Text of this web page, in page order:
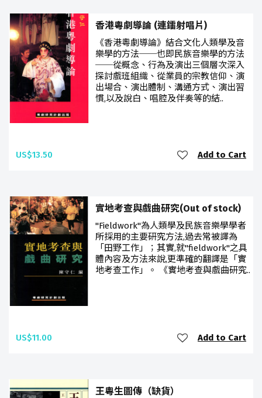
香港粵劇導論 (連鐳射唱片)
《香港粵劇導論》結合文化人類學及音
樂學的方法──也即民族音樂學的方法
──從概念、行為及演出三個層次深入
探討戲班組織、從業員的宗教信仰、演
出場合、演出體制、溝通方式、演出習
慣,以及說白、唱腔及伴奏等的結..
US$13.50 Add to Cart
實地考查與戲曲研究(Out of stock)
"Fieldwork"為人類學及民族音樂學學者
所採用的主要研究方法,過去常被譯為
「田野工作」；其實,就"fieldwork"之具
體內容及方法來說,更準確的翻譯是「實
地考查工作」。 《實地考查與戲曲研究..
US$11.00 Add to Cart
王粵生圖傳（缺貨）